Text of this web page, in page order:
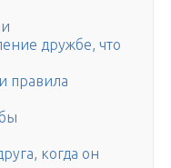
дружбе, что
правила
когда он